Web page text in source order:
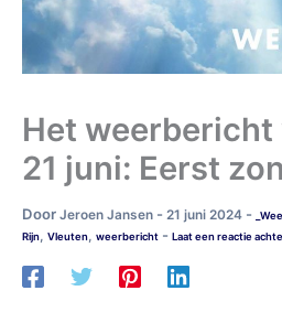
Het
21 juni: Eerst
Door Jeroen Jansen - 21 juni 2024 -
Rijn, Vleuten, weerbericht - Laat een reactie